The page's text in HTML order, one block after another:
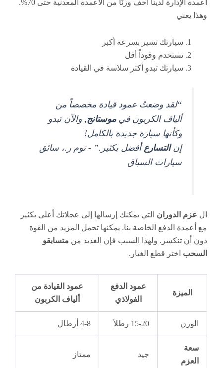
أعمدة الإدارة لدينا أخف وزنًا من الأعمدة المعدنية حتى 70%.
وهذا يعني
سيارتك تسير بسرعة أكبر
تستخدم وقوداً أقل
سيارتك تبدو أكثر سلاسة في القيادة
“لقد وضعتُ عمود قيادة مخصصاً من
ألياف الكربون فيموستانج, والآن تبدو
وكأنها سيارة جديدة بالكامل!
إنالتسارع أفضل بكثير.” - توم ر.، سائق
سيارات السباق
ال عزم الدوران التي يمكنك إرسالها إلى عجلاتك أعلى بكثير
مع أعمدة الدفع الخاصة بنا. يمكنها تحمل المزيد من القوة
دون أن تنكسر. ولهذا السبب فإن العديد من متسابقو
السحب اختر قطع الغيار.
الميزة
عمود الدفع
الفولاذي
عمود القيادة من
ألياف الكربون
الوزن 15-20 رطلاً 4-8 أرطال
سعة
العزم
جيد ممتاز